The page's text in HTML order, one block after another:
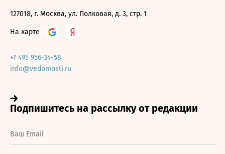
127018, г. Москва, ул. Полковая, д. 3, стр. 1
На карте
+7 495 956-34-58
info@vedomosti.ru